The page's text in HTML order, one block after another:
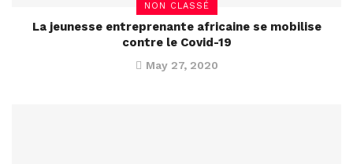
NON CLASSÉ
La jeunesse entreprenante africaine se mobilise
contre le Covid-19
May 27, 2020